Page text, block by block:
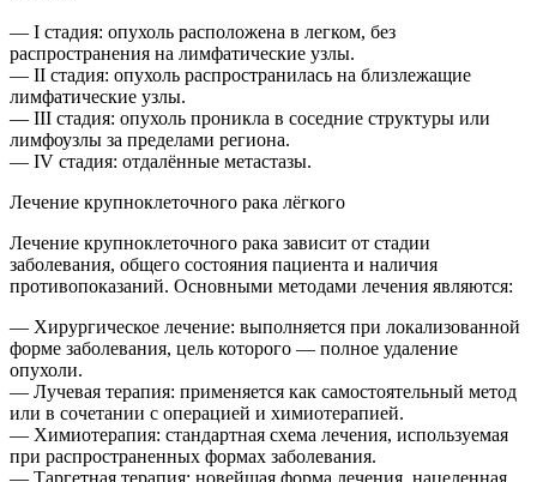
— I стадия: опухоль расположена в легком, без
распространения на лимфатические узлы.
— II стадия: опухоль распространилась на близлежащие
лимфатические узлы.
— III стадия: опухоль проникла в соседние структуры или
лимфоузлы за пределами региона.
— IV стадия: отдалённые метастазы.
Лечение крупноклеточного рака лёгкого
Лечение крупноклеточного рака зависит от стадии
заболевания, общего состояния пациента и наличия
противопоказаний. Основными методами лечения являются:
— Хирургическое лечение: выполняется при локализованной
форме заболевания, цель которого — полное удаление
опухоли.
— Лучевая терапия: применяется как самостоятельный метод
или в сочетании с операцией и химиотерапией.
— Химиотерапия: стандартная схема лечения, используемая
при распространенных формах заболевания.
— Таргетная терапия: новейшая форма лечения, нацеленная